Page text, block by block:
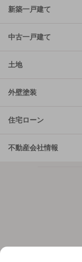
新築一戸建て
中古一戸建て
土地
外壁塗装
住宅ローン
不動産会社情報